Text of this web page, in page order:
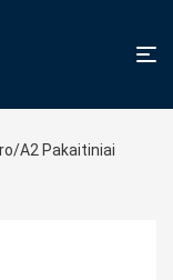
A2 Pakaitiniai